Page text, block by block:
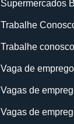
Supermercados
Trabalhe
Trabalhe
Vaga de
Vagas de
Vagas de